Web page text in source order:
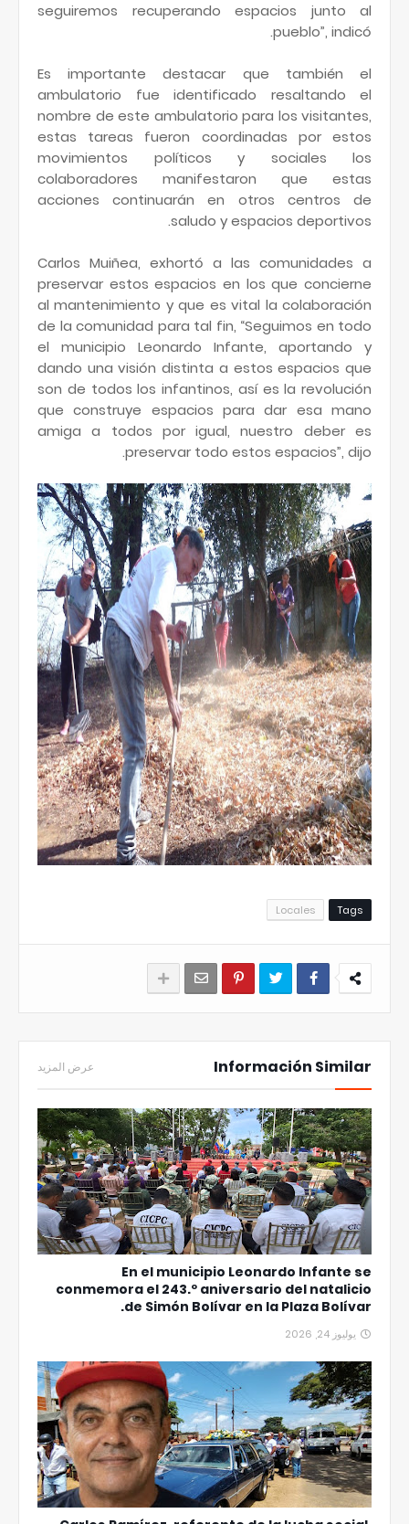
seguiremos recuperando espacios junto al
pueblo”, indicó.
Es importante destacar que también el
ambulatorio fue identificado resaltando el
nombre de este ambulatorio para los visitantes,
estas tareas fueron coordinadas por estos
movimientos políticos y sociales los
colaboradores manifestaron que estas
acciones continuarán en otros centros de
saludo y espacios deportivos.
Carlos Muiñea, exhortó a las comunidades a
preservar estos espacios en los que concierne
al mantenimiento y que es vital la colaboración
de la comunidad para tal fin, “Seguimos en todo
el municipio Leonardo Infante, aportando y
dando una visión distinta a estos espacios que
son de todos los infantinos, así es la revolución
que construye espacios para dar esa mano
amiga a todos por igual, nuestro deber es
preservar todo estos espacios”, dijo.
Tags
Locales
Información Similar عرض المزيد
En el municipio Leonardo Infante se
conmemora el 243.º aniversario del natalicio
de Simón Bolívar en la Plaza Bolívar.
يوليوز 24, 2026